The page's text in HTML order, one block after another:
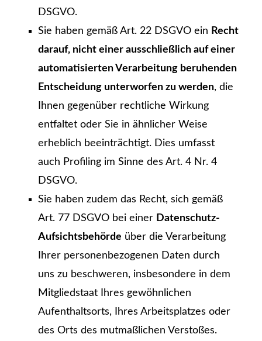
DSGVO.
Sie haben gemäß Art. 22 DSGVO ein Recht
darauf, nicht einer ausschließlich auf einer
automatisierten Verarbeitung beruhenden
Entscheidung unterworfen zu werden, die
Ihnen gegenüber rechtliche Wirkung
entfaltet oder Sie in ähnlicher Weise
erheblich beeinträchtigt. Dies umfasst
auch Profiling im Sinne des Art. 4 Nr. 4
DSGVO.
Sie haben zudem das Recht, sich gemäß
Art. 77 DSGVO bei einer Datenschutz-
Aufsichtsbehörde über die Verarbeitung
Ihrer personenbezogenen Daten durch
uns zu beschweren, insbesondere in dem
Mitgliedstaat Ihres gewöhnlichen
Aufenthaltsorts, Ihres Arbeitsplatzes oder
des Orts des mutmaßlichen Verstoßes.